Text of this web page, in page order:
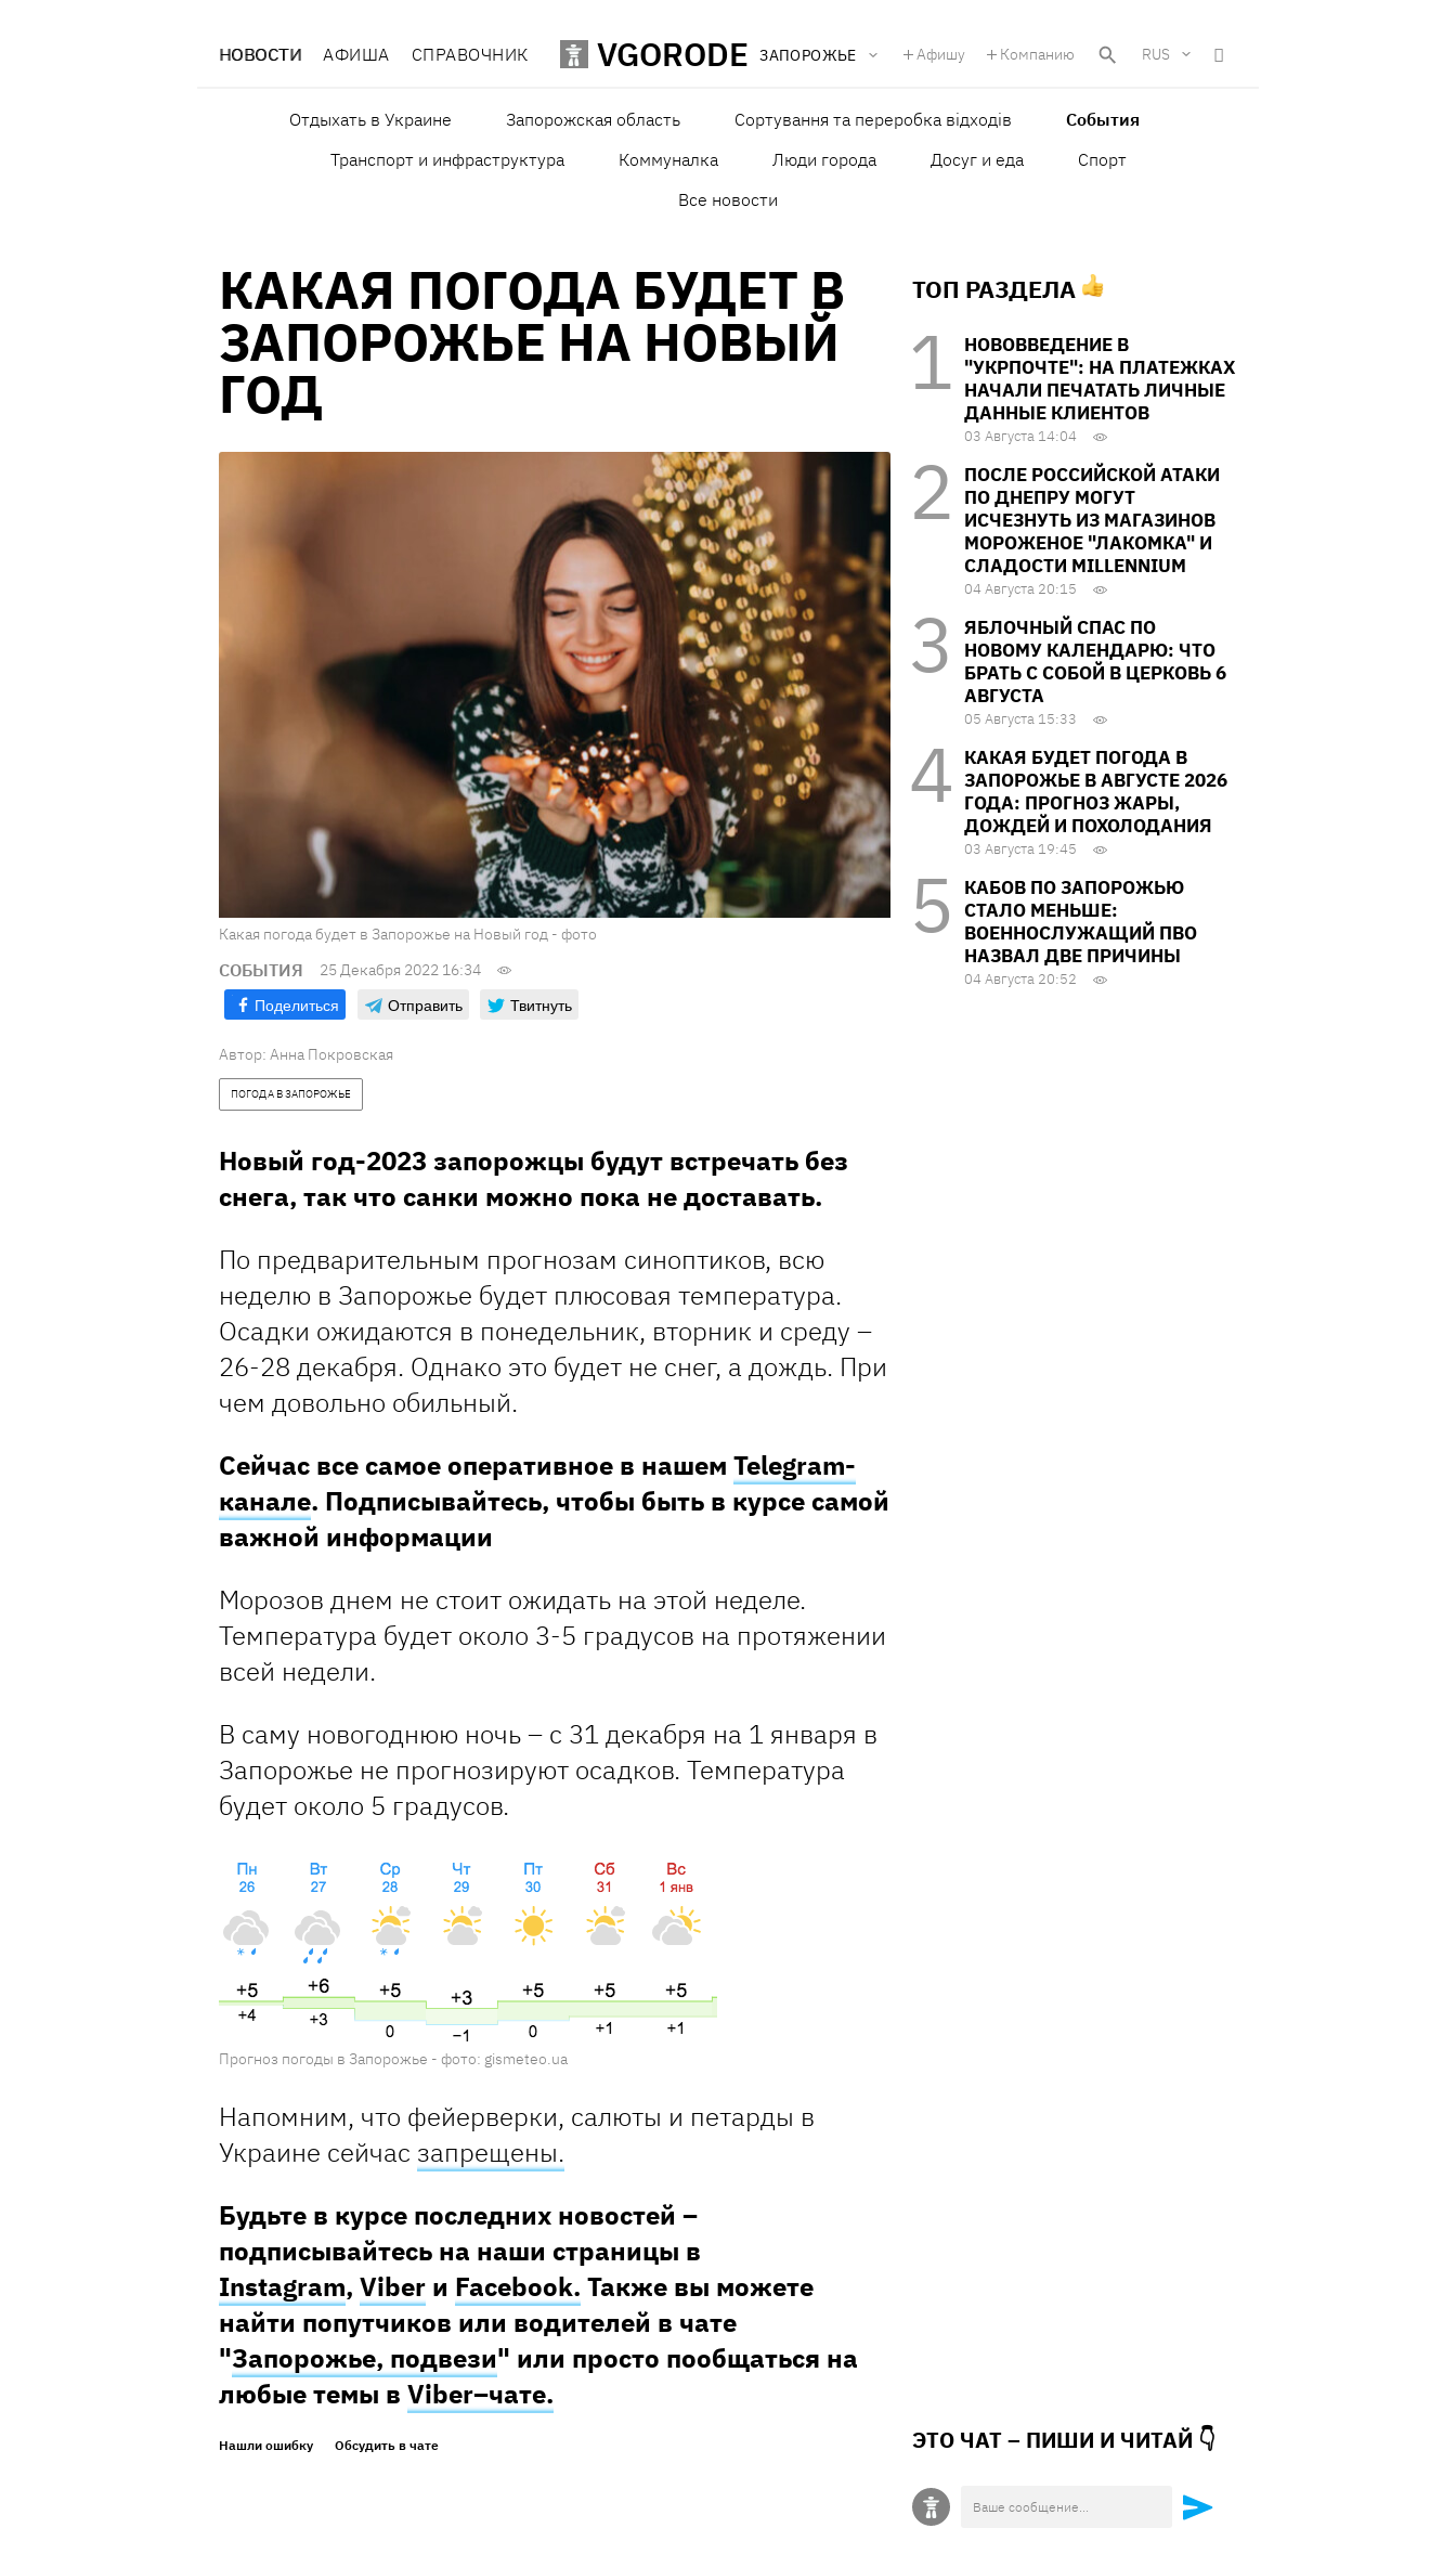
НОВОСТИ АФИША СПРАВОЧНИК VGORODE ЗАПОРОЖЬЕ Афишу Компанию RUS
Отдыхать в Украине Запорожская область Сортування та переробка відходів
События
Транспорт и инфраструктура
Коммуналка Люди города Досуг и еда
Спорт
Все новости
КАКАЯ ПОГОДА БУДЕТ В
ЗАПОРОЖЬЕ НА НОВЫЙ
ГОД
Какая погода будет в Запорожье на Новый год - фото
СОБЫТИЯ 25 Декабря 2022 16:34
Поделиться Отправить Твитнуть
Автор: Анна Покровская
ПОГОДА В ЗАПОРОЖЬЕ
Новый год-2023 запорожцы будут встречать без
снега, так что санки можно пока не доставать.
По предварительным прогнозам синоптиков, всю
неделю в Запорожье будет плюсовая температура.
Осадки ожидаются в понедельник, вторник и среду –
26-28 декабря. Однако это будет не снег, а дождь. При
чем довольно обильный.
Сейчас все самое оперативное в нашем Telegram-
канале. Подписывайтесь, чтобы быть в курсе самой
важной информации
Морозов днем не стоит ожидать на этой неделе.
Температура будет около 3-5 градусов на протяжении
всей недели.
В саму новогоднюю ночь – с 31 декабря на 1 января в
Запорожье не прогнозируют осадков. Температура
будет около 5 градусов.
Прогноз погоды в Запорожье - фото: gismeteo.ua
Напомним, что фейерверки, салюты и петарды в
Украине сейчас запрещены.
Будьте в курсе последних новостей –
подписывайтесь на наши страницы в
Instagram, Viber и Facebook. Также вы можете
найти попутчиков или водителей в чате
"Запорожье, подвези" или просто пообщаться на
любые темы в Viber–чате.
Нашли ошибку Обсудить в чате
ТОП РАЗДЕЛА
НОВОВВЕДЕНИЕ В
"УКРПОЧТЕ": НА ПЛАТЕЖКАХ
НАЧАЛИ ПЕЧАТАТЬ ЛИЧНЫЕ
ДАННЫЕ КЛИЕНТОВ
03 Августа 14:04
ПОСЛЕ РОССИЙСКОЙ АТАКИ
ПО ДНЕПРУ МОГУТ
ИСЧЕЗНУТЬ ИЗ МАГАЗИНОВ
МОРОЖЕНОЕ "ЛАКОМКА" И
СЛАДОСТИ MILLENNIUM
04 Августа 20:15
ЯБЛОЧНЫЙ СПАС ПО
НОВОМУ КАЛЕНДАРЮ: ЧТО
БРАТЬ С СОБОЙ В ЦЕРКОВЬ 6
АВГУСТА
05 Августа 15:33
КАКАЯ БУДЕТ ПОГОДА В
ЗАПОРОЖЬЕ В АВГУСТЕ 2026
ГОДА: ПРОГНОЗ ЖАРЫ,
ДОЖДЕЙ И ПОХОЛОДАНИЯ
03 Августа 19:45
КАБОВ ПО ЗАПОРОЖЬЮ
СТАЛО МЕНЬШЕ:
ВОЕННОСЛУЖАЩИЙ ПВО
НАЗВАЛ ДВЕ ПРИЧИНЫ
04 Августа 20:52
ЭТО ЧАТ – ПИШИ И ЧИТАЙ 👇